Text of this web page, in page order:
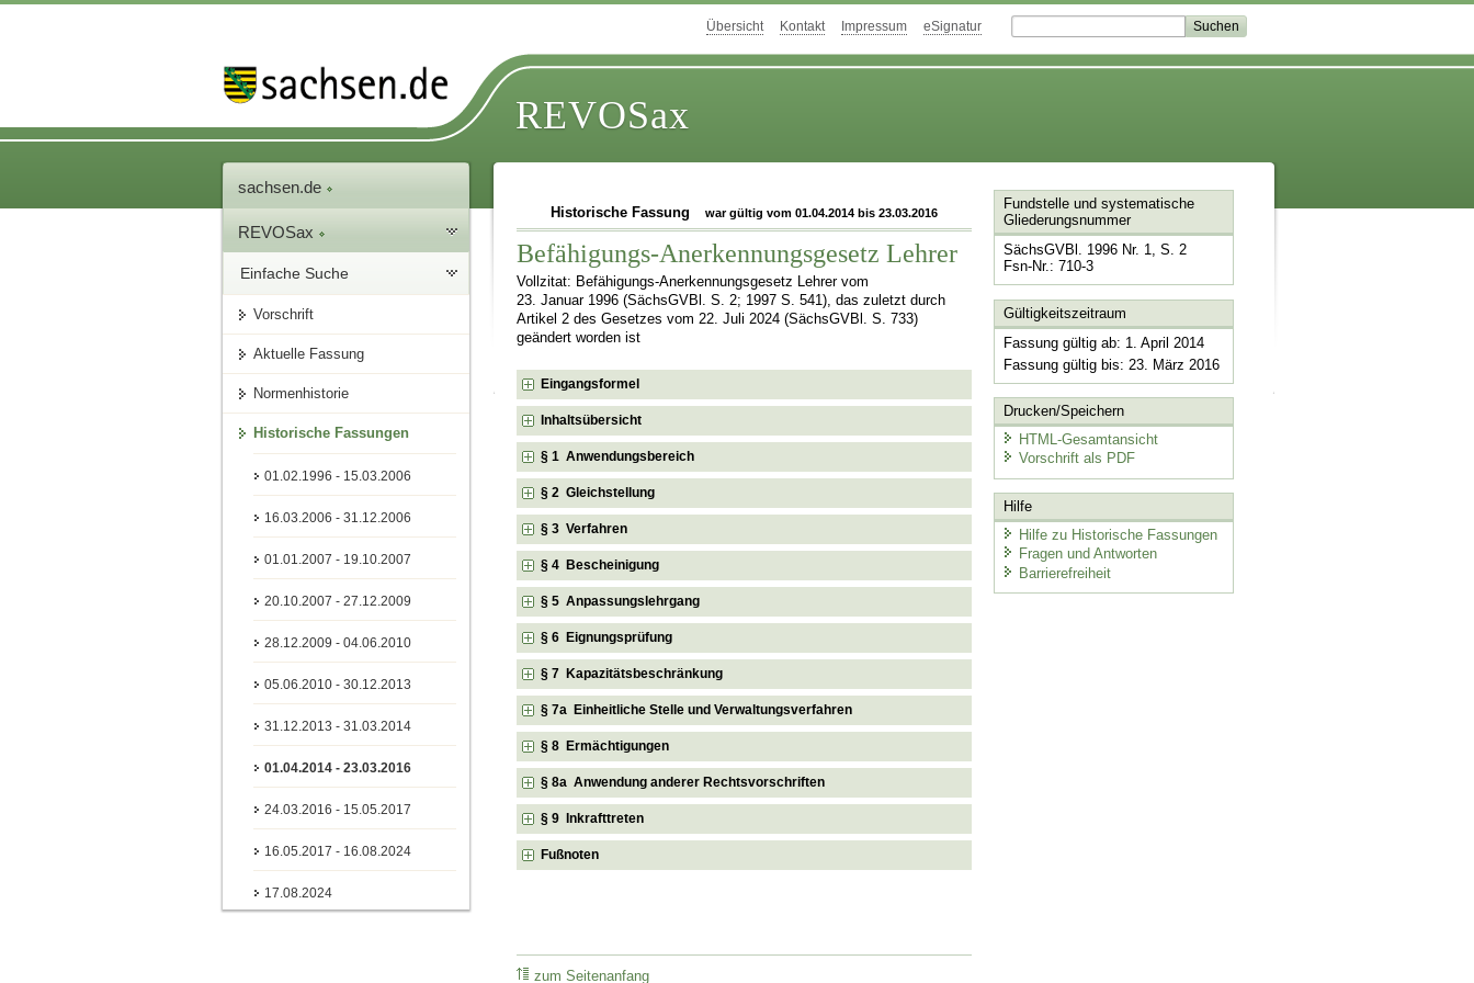
Übersicht Kontakt Impressum eSignatur
REVOSax
sachsen.de
REVOSax
Einfache Suche
Vorschrift
Aktuelle Fassung
Normenhistorie
Historische Fassungen
01.02.1996 - 15.03.2006
16.03.2006 - 31.12.2006
01.01.2007 - 19.10.2007
20.10.2007 - 27.12.2009
28.12.2009 - 04.06.2010
05.06.2010 - 30.12.2013
31.12.2013 - 31.03.2014
01.04.2014 - 23.03.2016
24.03.2016 - 15.05.2017
16.05.2017 - 16.08.2024
17.08.2024
Historische Fassung war gültig vom 01.04.2014 bis 23.03.2016
Befähigungs-Anerkennungsgesetz Lehrer
Vollzitat: Befähigungs-Anerkennungsgesetz Lehrer vom
23. Januar 1996 (SächsGVBl. S. 2; 1997 S. 541), das zuletzt durch
Artikel 2 des Gesetzes vom 22. Juli 2024 (SächsGVBl. S. 733)
geändert worden ist
Eingangsformel
Inhaltsübersicht
§ 1 Anwendungsbereich
§ 2 Gleichstellung
§ 3 Verfahren
§ 4 Bescheinigung
§ 5 Anpassungslehrgang
§ 6 Eignungsprüfung
§ 7 Kapazitätsbeschränkung
§ 7a Einheitliche Stelle und Verwaltungsverfahren
§ 8 Ermächtigungen
§ 8a Anwendung anderer Rechtsvorschriften
§ 9 Inkrafttreten
Fußnoten
zum Seitenanfang
Fundstelle und systematische
Gliederungsnummer
SächsGVBl. 1996 Nr. 1, S. 2
Fsn-Nr.: 710-3
Gültigkeitszeitraum
Fassung gültig ab: 1. April 2014
Fassung gültig bis: 23. März 2016
Drucken/Speichern
HTML-Gesamtansicht
Vorschrift als PDF
Hilfe
Hilfe zu Historische Fassungen
Fragen und Antworten
Barrierefreiheit